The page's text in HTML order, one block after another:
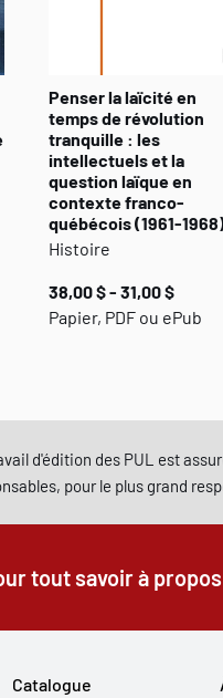
Penser la laïcité en
temps de révolution
tranquille : les
intellectuels et la
question laïque en
contexte franco-
québécois (1961-
Histoire
38,00 $ - 31,00 $
Papier, PDF ou ePub
d'édition des PUL est
pour le plus grand
tout savoir à
Catalogue